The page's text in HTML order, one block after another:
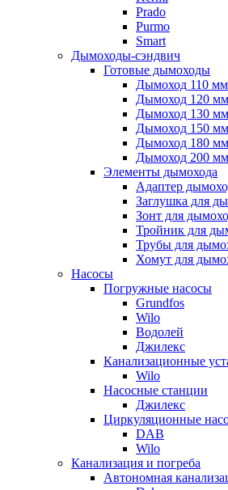
Prado
Purmo
Smart
Дымоходы-сэндвич
Готовые дымоходы
Дымоход 110 мм
Дымоход 120 мм
Дымоход 130 мм
Дымоход 150 мм
Дымоход 180 мм
Дымоход 200 мм
Элементы дымохода
Адаптер
Заглушка для
Зонт для
Тройник для
Трубы для
Хомут для
Насосы
Погружные насосы
Grundfos
Wilo
Водолей
Джилекс
Канализационные
Wilo
Насосные станции
Джилекс
Циркуляционные
DAB
Wilo
Канализация и погреба
Автономная